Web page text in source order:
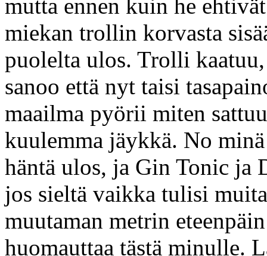
mutta ennen kuin he
miekan trollin korvasta
puolelta ulos. Trolli
sanoo että nyt taisi
maailma pyörii miten
kuulemma jäykkä. No
häntä ulos, ja Gin Tonic ja
jos sieltä vaikka tulisi
muutaman metrin
huomauttaa tästä minulle.